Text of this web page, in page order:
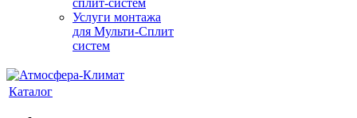
сплит-систем
Услуги монтажа
для Мульти-Сплит
систем
Каталог